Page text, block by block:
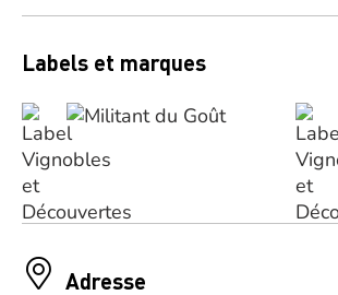
Labels et marques
Adresse